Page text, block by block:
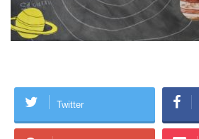
Twitter